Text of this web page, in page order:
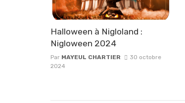
Halloween à Nigloland :
Nigloween 2024
Par MAYEUL CHARTIER
30 octobre
2024